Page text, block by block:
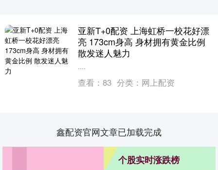
亚新T+0配资 上海虹桥一校花好漂
亮 173cm身高 身材拥有黄金比例
散发迷人魅力
....
查看： 83 分类： 网上配资
鑫配资官网文章已加载完成
个股实时涨跌榜